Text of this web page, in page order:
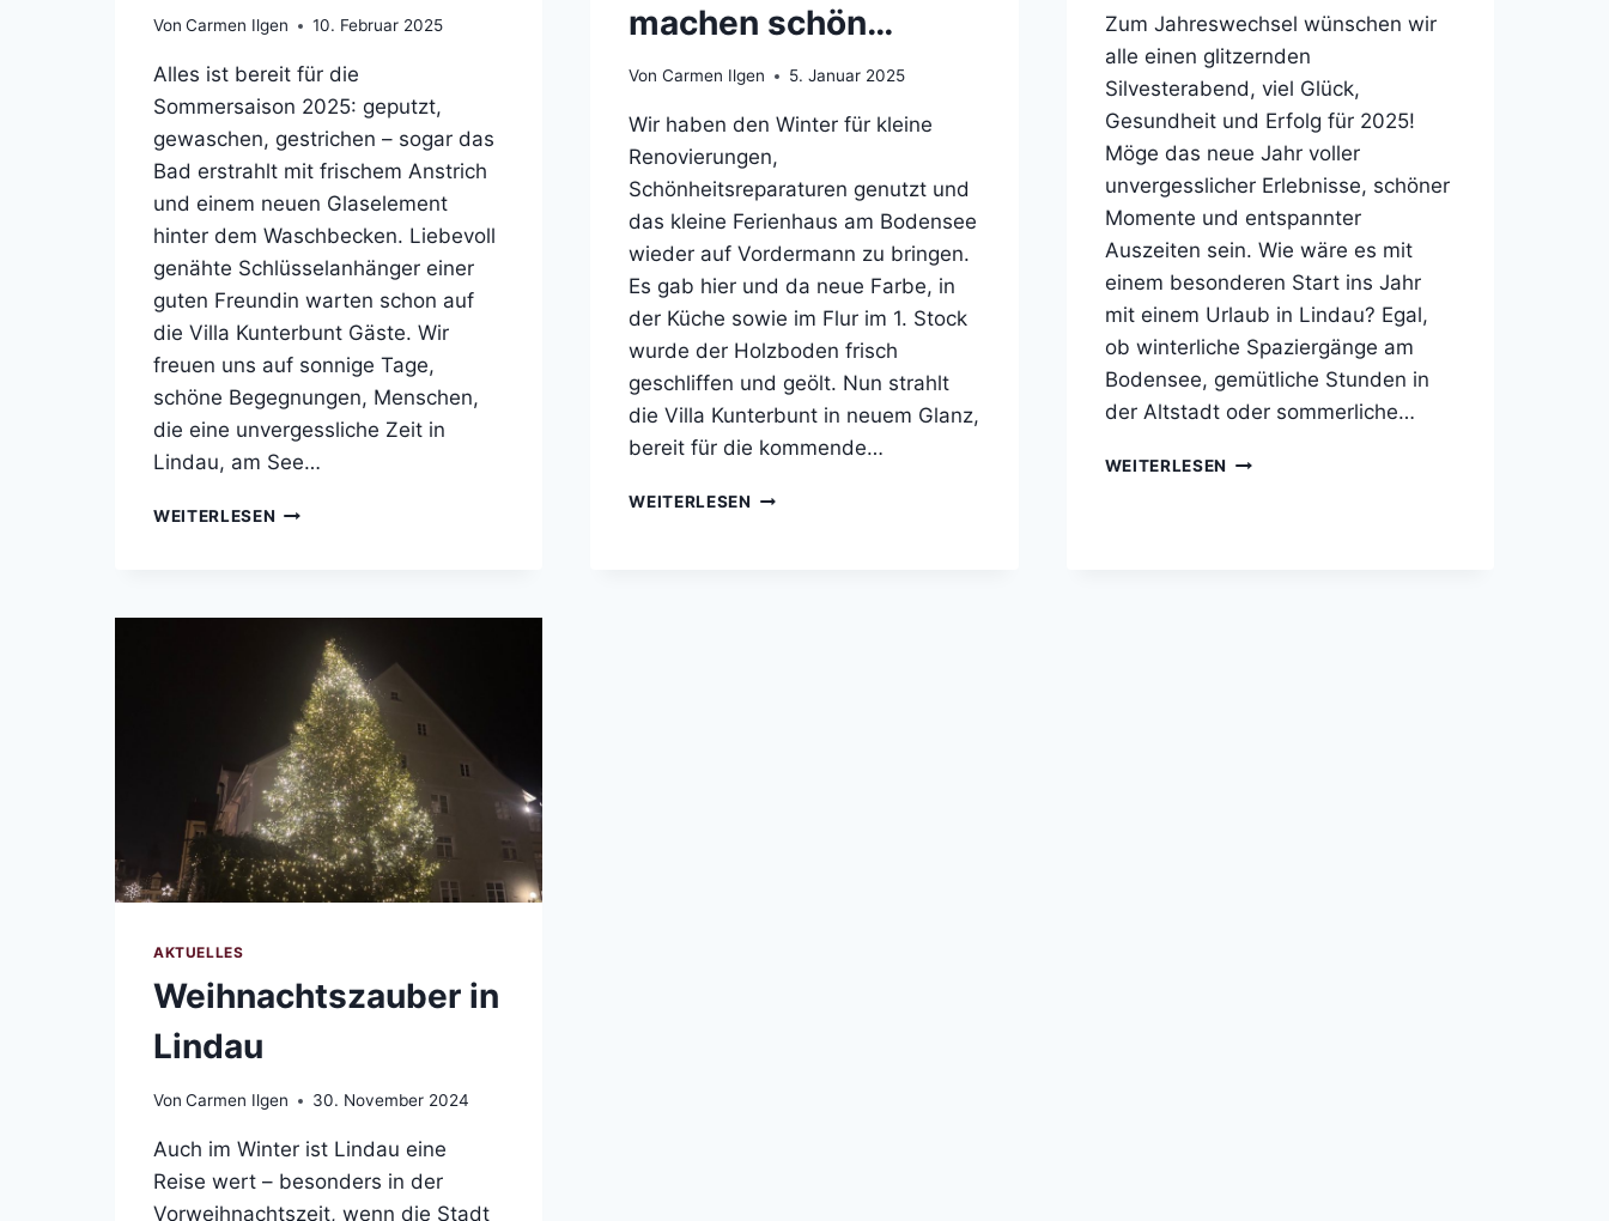
Von Carmen Ilgen 10. Februar 2025
Alles ist bereit für die
Sommersaison 2025: geputzt,
gewaschen, gestrichen – sogar das
Bad erstrahlt mit frischem Anstrich
und einem neuen Glaselement
hinter dem Waschbecken. Liebevoll
genähte Schlüsselanhänger einer
guten Freundin warten schon auf
die Villa Kunterbunt Gäste. Wir
freuen uns auf sonnige Tage,
schöne Begegnungen, Menschen,
die eine unvergessliche Zeit in
Lindau, am See…
WEITERLESENSTARTKLAR
machen schön…
Von Carmen Ilgen 5. Januar 2025
Wir haben den Winter für kleine
Renovierungen,
Schönheitsreparaturen genutzt und
das kleine Ferienhaus am Bodensee
wieder auf Vordermann zu bringen.
Es gab hier und da neue Farbe, in
der Küche sowie im Flur im 1. Stock
wurde der Holzboden frisch
geschliffen und geölt. Nun strahlt
die Villa Kunterbunt in neuem Glanz,
bereit für die kommende…
WEITERLESENWIR
Zum Jahreswechsel wünschen wir
alle einen glitzernden
Silvesterabend, viel Glück,
Gesundheit und Erfolg für 2025!
Möge das neue Jahr voller
unvergesslicher Erlebnisse, schöner
Momente und entspannter
Auszeiten sein. Wie wäre es mit
einem besonderen Start ins Jahr
mit einem Urlaub in Lindau? Egal,
ob winterliche Spaziergänge am
Bodensee, gemütliche Stunden in
der Altstadt oder sommerliche…
WEITERLESEN HAPPY
AKTUELLES
Weihnachtszauber in
Lindau
Von Carmen Ilgen 30. November 2024
Auch im Winter ist Lindau eine
Reise wert – besonders in der
Vorweihnachtszeit, wenn die Stadt